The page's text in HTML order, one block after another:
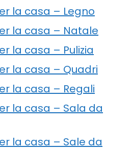
la casa – Legno
la casa – Natale
la casa – Pulizia
la casa – Quadri
la casa – Regali
la casa – Sala da
la casa – Sale da